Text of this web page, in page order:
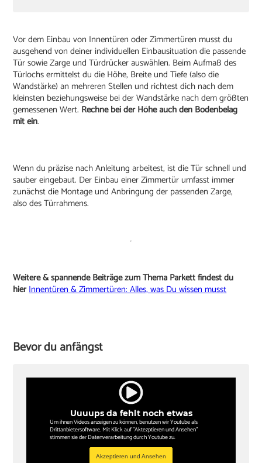
Vor dem Einbau von Innentüren oder Zimmertüren musst du
ausgehend von deiner individuellen Einbausituation die passende
Tür sowie Zarge und Türdrücker auswählen. Beim Aufmaß des
Türlochs ermittelst du die Höhe, Breite und Tiefe (also die
Wandstärke) an mehreren Stellen und richtest dich nach dem
kleinsten beziehungsweise bei der Wandstärke nach dem größten
gemessenen Wert. Rechne bei der Höhe auch den Bodenbelag
mit ein.
Wenn du präzise nach Anleitung arbeitest, ist die Tür schnell und
sauber eingebaut. Der Einbau einer Zimmertür umfasst immer
zunächst die Montage und Anbringung der passenden Zarge,
also des Türrahmens.
Weitere & spannende Beiträge zum Thema Parkett findest du
hierInnentüren & Zimmertüren: Alles, was Du wissen musst
Bevor du anfängst
Uuuups da fehlt noch etwas
Um ihnen Videos anzeigen zu können, benutzen wir Youtube als
Drittanbietersoftware. Mit Klick auf "Aktezptieren und Ansehen"
stimmen sie der Datenverarbeitung durch Youtube zu.
Akzeptieren und Ansehen